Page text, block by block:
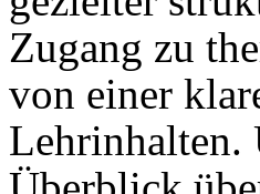
Zugang zu
von einer
Lehrinhalten.